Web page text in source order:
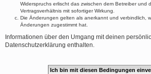
Widerspruchs erlischt das zwischen dem Betreiber und
Vertragsverhältnis mit sofortiger Wirkung.
Die Änderungen gelten als anerkannt und verbindlich,
Änderungen zugestimmt hat.
Informationen über den Umgang mit deinen
Datenschutzerklärung enthalten.